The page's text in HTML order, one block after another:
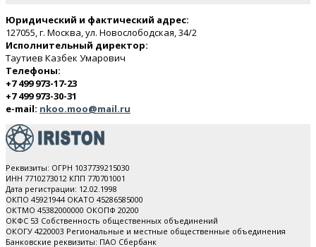
Юридический и фактический адрес:
127055, г. Москва, ул. Новослободская, 34/2
Исполнительный директор:
Таутиев Казбек Умарович
Телефоны:
+7 499 973-17-23
+7 499 973-30-31
e-mail: nkoo.moo@mail.ru
Реквизиты: ОГРН 1037739215030
ИНН 7710273012 КПП 770701001
Дата регистрации: 12.02.1998
ОКПО 45921944 ОКАТО 45286585000
ОКТМО 45382000000 ОКОПФ 20200
ОКФС 53 Собственность общественных объединений
ОКОГУ 4220003 Региональные и местные общественные объединения
Банковские реквизиты: ПАО Cбербанк